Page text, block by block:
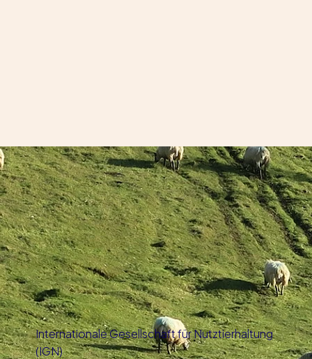
Internationale Gesellschaft für Nutztierhaltung
(IGN)